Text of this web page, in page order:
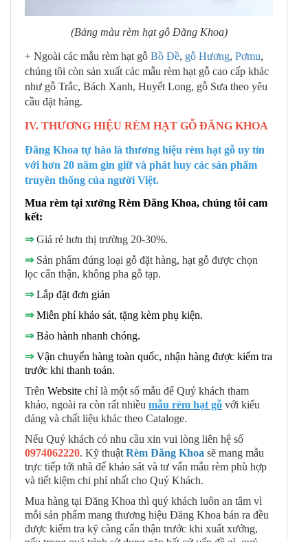
(Bảng màu rèm hạt gỗ Đăng Khoa)
+ Ngoài các mẫu rèm hạt gỗ Bồ Đề, gỗ Hương, Pơmu,
chúng tôi còn sản xuất các mẫu rèm hạt gỗ cao cấp khác
như gỗ Trắc, Bách Xanh, Huyết Long, gỗ Sưa theo yêu
cầu đặt hàng.
IV. THƯƠNG HIỆU RÈM HẠT GỖ ĐĂNG KHOA
Đăng Khoa tự hào là thương hiệu rèm hạt gỗ uy tín
với hơn 20 năm gìn giữ và phát huy các sản phẩm
truyền thống của người Việt.
Mua rèm tại xưởng Rèm Đăng Khoa, chúng tôi cam
kết:
⇒Giá rẻ hơn thị trường 20-30%.
⇒Sản phẩm đúng loại gỗ đặt hàng, hạt gỗ được chọn
lọc cẩn thận, không pha gỗ tạp.
⇒ Lắp đặt đơn giản
⇒ Miễn phí khảo sát, tặng kèm phụ kiện.
⇒ Bảo hành nhanh chóng.
⇒Vận chuyển hàng toàn quốc, nhận hàng được kiểm tra
trước khi thanh toán.
Trên Website chỉ là một số mẫu để Quý khách tham
khảo, ngoài ra còn rất nhiều mẫu rèm hạt gỗ với kiểu
dáng và chất liệu khác theo Cataloge.
Nếu Quý khách có nhu cầu xin vui lòng liên hệ số
0974062220. Kỹ thuật Rèm Đăng Khoa sẽ mang mẫu
trực tiếp tới nhà để khảo sát và tư vấn mẫu rèm phù hợp
và tiết kiệm chi phí nhất cho Quý Khách.
Mua hàng tại Đăng Khoa thì quý khách luôn an tâm vì
mỗi sản phẩm mang thương hiệu Đăng Khoa bán ra đều
được kiểm tra kỹ càng cẩn thận trước khi xuất xưởng,